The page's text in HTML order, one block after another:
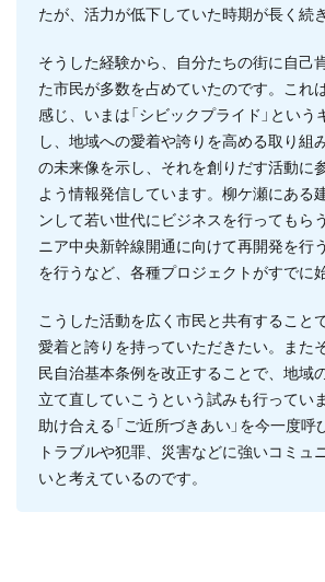
たが、活力が低下していた時期が長く続
そうした経験から、自分たちの街に自己
た市民が多数を占めていたのです。これ
感じ、いまは「シビックプライド」とい
し、地域への愛着や誇りを高める取り組
の未来像を示し、それを創りだす活動に
よう情報発信しています。柳ケ瀬にある
ンして若い世代にビジネスを行ってもら
ニア中央新幹線開通に向けて再開発を行
を行うなど、各種プロジェクトがすでに
こうした活動を広く市民と共有すること
愛着と誇りを持っていただきたい。また
民自治基本条例を改正することで、地域
立て直していこうという試みも行ってい
助け合える「ご近所づきあい」を今一度呼
トラブルや犯罪、災害などに強いコミュ
いと考えているのです。